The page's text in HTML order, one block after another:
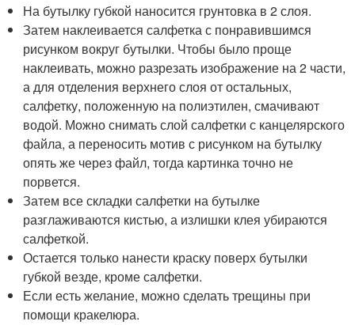
На бутылку губкой наносится грунтовка в 2 слоя.
Затем наклеивается салфетка с понравившимся
рисунком вокруг бутылки. Чтобы было проще
наклеивать, можно разрезать изображение на 2 части,
а для отделения верхнего слоя от остальных,
салфетку, положенную на полиэтилен, смачивают
водой. Можно снимать слой салфетки с канцелярского
файла, а переносить мотив с рисунком на бутылку
опять же через файл, тогда картинка точно не
порвется.
Затем все складки салфетки на бутылке
разглаживаются кистью, а излишки клея убираются
салфеткой.
Остается только нанести краску поверх бутылки
губкой везде, кроме салфетки.
Если есть желание, можно сделать трещины при
помощи кракелюра.